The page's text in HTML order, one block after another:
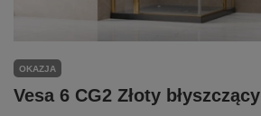
OKAZJA
Vesa 6 CG2 Złoty błyszczący